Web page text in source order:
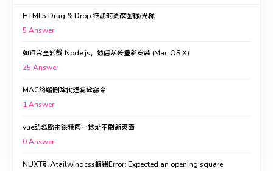
HTML5 Drag & Drop 拖动时更改图标/光标
5 Answer
如何完全卸载 Node.js，然后从头重新安装 (Mac OS X)
25 Answer
MAC终端删除代理有效命令
1Answer
vue动态路由跳转同一地址不刷新页面
0Answer
NUXT引入tailwindcss报错Error: Expected an opening square